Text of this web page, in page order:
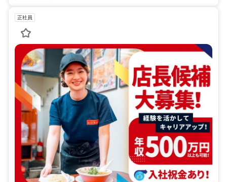
正社員